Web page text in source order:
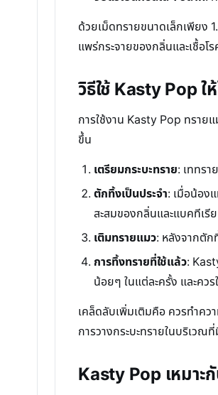
ด้วยเม็ดทรายขนาดเล็กเพียง
แพร่กระจายของกลิ่นและเชื้อโ
วิธีใช้ Kasty Pop
การใช้งาน Kasty Pop ทราย
ขึ้น
เตรียมกระบะทราย: เททร
ตักทิ้งเป็นประจำ: เมื่อน้อง
สะสมของกลิ่นและแบคทีเรีย
เติมทรายแมว: หลังจากตัก
การทิ้งทรายที่ใช้แล้ว:
น้อยๆ ในแต่ละครั้ง และคว
เคล็ดลับเพิ่มเติมคือ ควรทำคว
การวางกระบะทรายในบริเว
Kasty Pop เหมาะ